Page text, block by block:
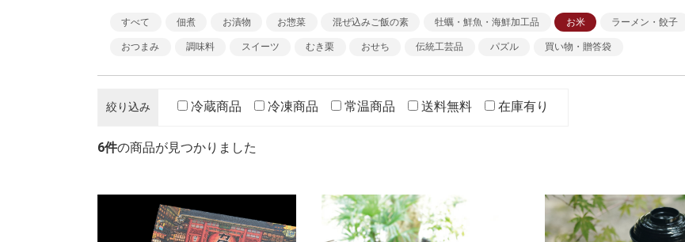
すべて 佃煮 お漬物 お惣菜 混ぜ込みご飯の素 牡蠣・鮮魚・海鮮加工品 お米 ラーメン・餃子
おつまみ 調味料 スイーツ むき栗 おせち 伝統工芸品 パズル 買い物・贈答袋
絞り込み 冷蔵商品 冷凍商品 常温商品 送料無料 在庫有り
6件の商品が見つかりました